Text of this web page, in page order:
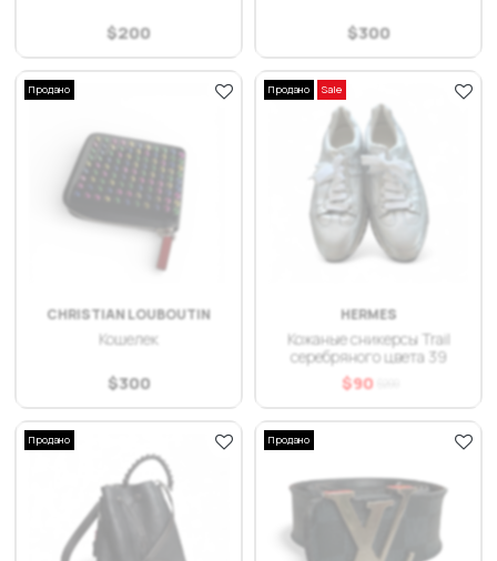
200
$ 300
$
Продано
CHRISTIAN LOUBOUTIN
Кошелек
300
$
Продано Sale
HERMES
Кожаные сникерсы Trail
серебряного цвета 39
90
$
Продано Продано